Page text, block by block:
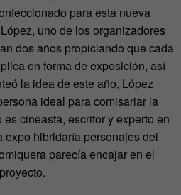
para esta nueva
uno de los organizadores
dos años propiciando que cada
en forma de exposición, así
la idea de este año, López
ideal para comisariar la
cineasta, escritor y experto en
expo hibridaría personajes del
parecía encajar en el
proyecto.